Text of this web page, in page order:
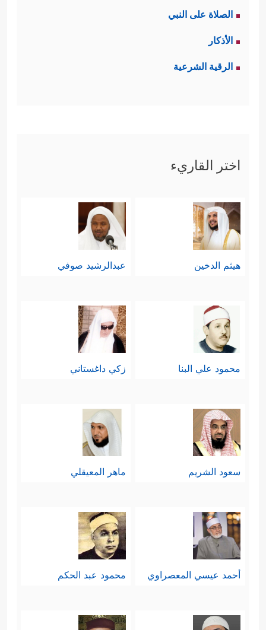
الصلاة على النبي
الأذكار
الرقية الشرعية
اختر القاريء
هيثم الدخين عبدالرشيد صوفي
محمود علي البنا زكي داغستاني
سعود الشريم ماهر المعيقلي
أحمد عيسي المعصراوي محمود عبد الحكم